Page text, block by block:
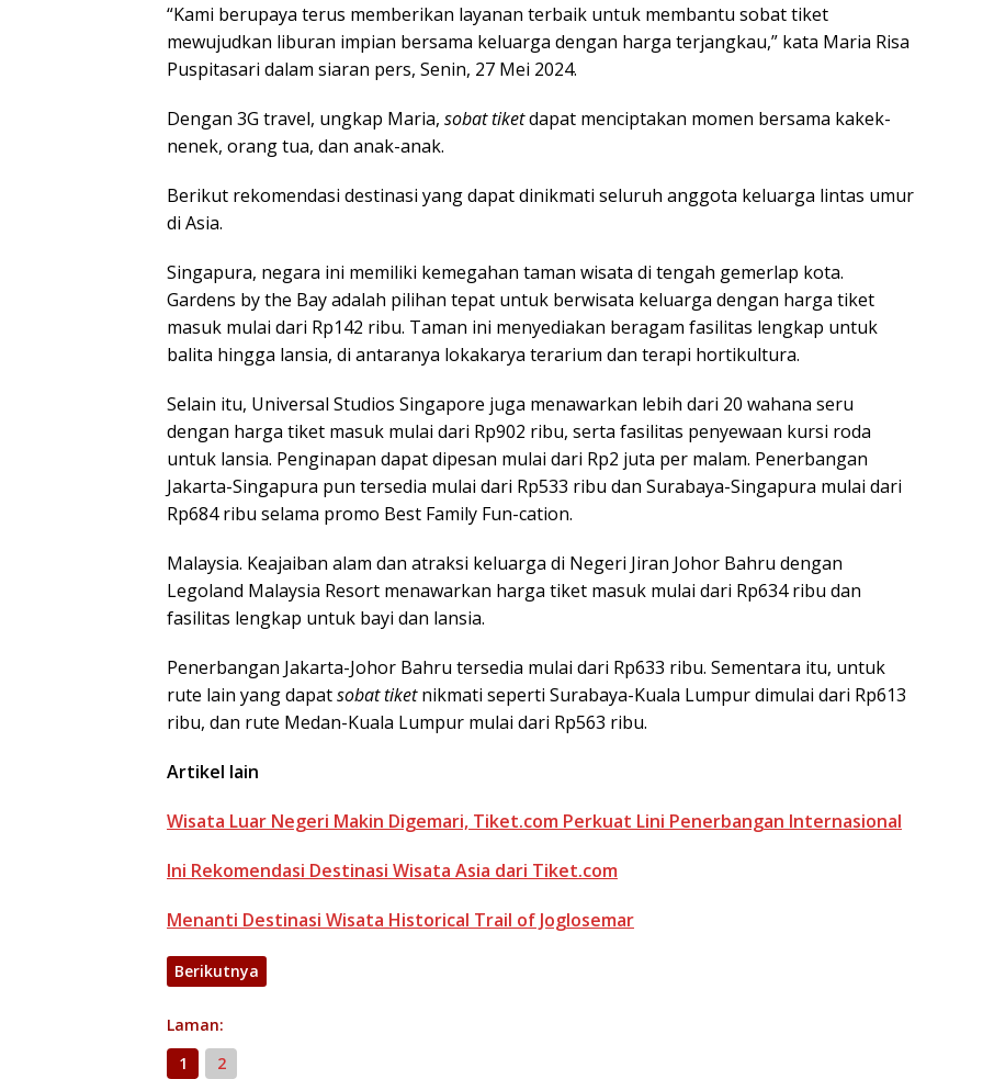
“Kami berupaya terus memberikan layanan terbaik untuk membantu sobat tiket
mewujudkan liburan impian bersama keluarga dengan harga terjangkau,” kata Maria Risa
Puspitasari dalam siaran pers, Senin, 27 Mei 2024.
Dengan 3G travel, ungkap Maria, sobat tiketdapat menciptakan momen bersama kakek-
nenek, orang tua, dan anak-anak.
Berikut rekomendasi destinasi yang dapat dinikmati seluruh anggota keluarga lintas umur
di Asia.
Singapura, negara ini memiliki kemegahan taman wisata di tengah gemerlap kota.
Gardens by the Bay adalah pilihan tepat untuk berwisata keluarga dengan harga tiket
masuk mulai dari Rp142 ribu. Taman ini menyediakan beragam fasilitas lengkap untuk
balita hingga lansia, di antaranya lokakarya terarium dan terapi hortikultura.
Selain itu, Universal Studios Singapore juga menawarkan lebih dari 20 wahana seru
dengan harga tiket masuk mulai dari Rp902 ribu, serta fasilitas penyewaan kursi roda
untuk lansia. Penginapan dapat dipesan mulai dari Rp2 juta per malam. Penerbangan
Jakarta-Singapura pun tersedia mulai dari Rp533 ribu dan Surabaya-Singapura mulai dari
Rp684 ribu selama promo Best Family Fun-cation.
Malaysia. Keajaiban alam dan atraksi keluarga di Negeri Jiran Johor Bahru dengan
Legoland Malaysia Resort menawarkan harga tiket masuk mulai dari Rp634 ribu dan
fasilitas lengkap untuk bayi dan lansia.
Penerbangan Jakarta-Johor Bahru tersedia mulai dari Rp633 ribu. Sementara itu, untuk
rute lain yang dapatsobat tiketnikmati seperti Surabaya-Kuala Lumpur dimulai dari Rp613
ribu, dan rute Medan-Kuala Lumpur mulai dari Rp563 ribu.
Artikel lain
Wisata Luar Negeri Makin Digemari, Tiket.com Perkuat Lini Penerbangan Internasional
Ini Rekomendasi Destinasi Wisata Asia dari Tiket.com
Menanti Destinasi Wisata Historical Trail of Joglosemar
Berikutnya
Laman:
1
2